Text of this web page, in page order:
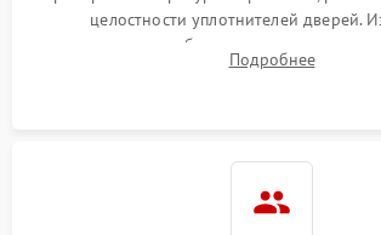
целостности уплотнителей дверей.
сопротивления обмоток мотора,
считывание кодов ошибок с
Подробнее